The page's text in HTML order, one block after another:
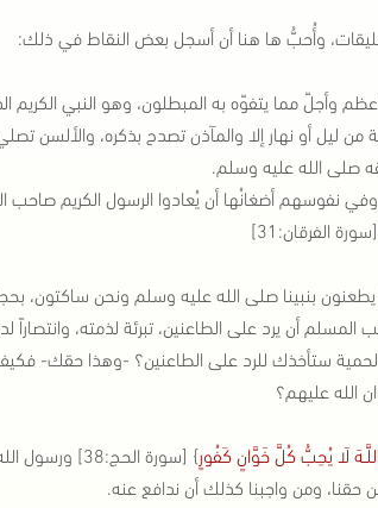
وأُحبُّ ها هنا أن أسجل بعض النقاط في ذلك:
وأجلّ مما يتفوّه به المبطلون، وهو النبي
من ليل أو نهار إلا والمآذن تصدح بذكره، والألسن
صلى الله عليه وسلم.
نفوسهم أضغانُها أن يُعادوا الرسول الكريم صاحب
الفرقان:31]
يطعنون بنبينا صلى الله عليه وسلم ونحن ساكتون،
أن يرد على الطاعنين، تبرئة لذمته، وانتصاراً
ستأخذك للرد على الطاعنين؟ -وهذا حقك-
الله عليهم؟
اللَّـهَ لَا يُحِبُّ كُلَّ خَوَّانٍ كَفُورٍ
} [سورة
حقنا، ومن واجبنا كذلك أن ندافع عنه.